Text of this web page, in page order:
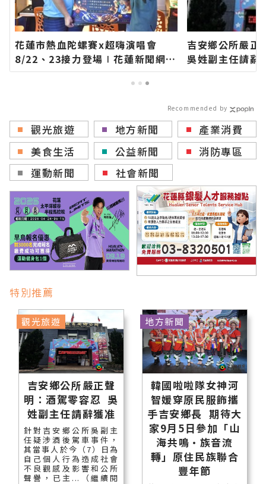
觀光旅遊 地方新聞
產業消費
美食生活
公益新聞
消防專區
運動新聞
社會新聞
花蓮市熱血陀螺賽x超嗨演唱會
8/22、23接力登場∣花蓮新聞網官
方網站各類新聞－最快速的今日新
聞報導 最新的在地資訊！
吉安鄉公所嚴
吳姓副主任請
官方網站各類新
Recommended by
特別推薦
吉安鄉公所嚴正聲
明：酒駕零容忍 吳
姓副主任請辭獲准
針對吉安鄉公所吳副主
任疑涉酒後駕車事件，
其當事人於今（7）日為
自己個人行為造成社會
不良觀感及影響和公所
聲譽，已主...（繼續閱
觀光旅遊
韓國啦啦隊女神河
智媛穿原民服飾攜
手吉安鄉長 期待大
家9月5日參加「山
海共鳴•族音流
轉」原住民族聯合
豐年節
地方新聞